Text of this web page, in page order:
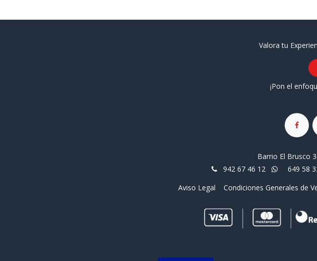
Valora tu
¡Pon el
Barrio El Brusco
942 67 46 12
649 58
Aviso Legal
Condiciones Generales de